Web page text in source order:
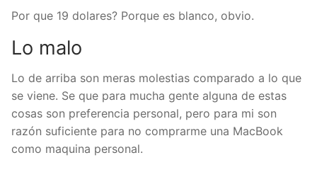
Por que 19 dolares? Porque es blanco, obvio.
Lo malo
Lo de arriba son meras molestias comparado a lo que
se viene. Se que para mucha gente alguna de estas
cosas son preferencia personal, pero para mi son
razón suficiente para no comprarme una MacBook
como maquina personal.